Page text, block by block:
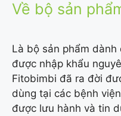
Về bộ sản
Là bộ sản phẩm
được nhập khẩu
Fitobimbi đã ra đời
dùng tại các bệnh
được lưu hành và tin